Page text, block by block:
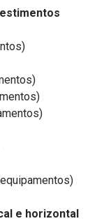
e horizontal